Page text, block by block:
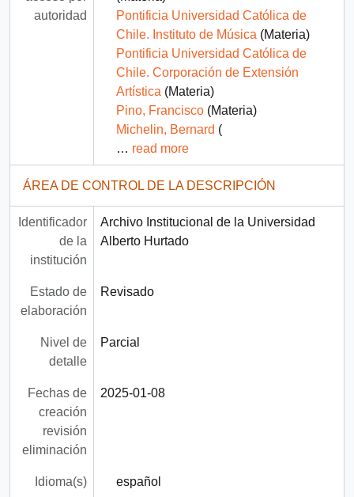
autoridad
Pontificia Universidad Católica de
Chile. Instituto de Música (Materia)
Pontificia Universidad Católica de
Chile. Corporación de Extensión
Artística (Materia)
Pino, Francisco(Materia)
Michelin, Bernard (
… read more
ÁREA DE CONTROL DE LA DESCRIPCIÓN
Identificador
de la
institución
Archivo Institucional de la Universidad
Alberto Hurtado
Estado de
elaboración
Revisado
Nivel de
detalle
Parcial
Fechas de
creación
revisión
eliminación
2025-01-08
Idioma(s) español